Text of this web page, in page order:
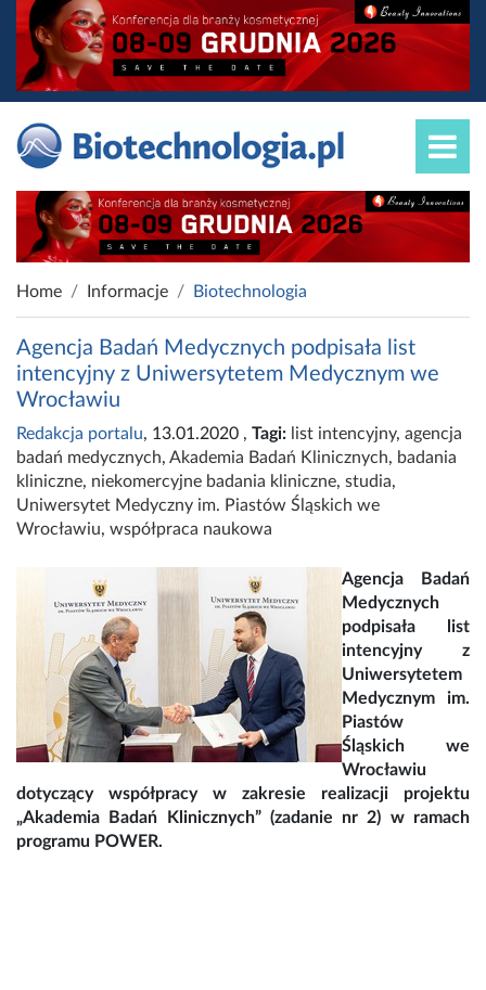
Home Informacje Biotechnologia
Agencja Badań Medycznych podpisała list
intencyjny z Uniwersytetem Medycznym we
Wrocławiu
Redakcja portalu, 13.01.2020 , Tagi: list intencyjny, agencja
badań medycznych, Akademia Badań Klinicznych, badania
kliniczne, niekomercyjne badania kliniczne, studia,
Uniwersytet Medyczny im. Piastów Śląskich we
Wrocławiu, współpraca naukowa
Agencja Badań
Medycznych
podpisała list
intencyjny z
Uniwersytetem
Medycznym im.
Piastów
Śląskich we
Wrocławiu
dotyczący współpracy w zakresie realizacji projektu
„Akademia Badań Klinicznych” (zadanie nr 2) w ramach
programu POWER.